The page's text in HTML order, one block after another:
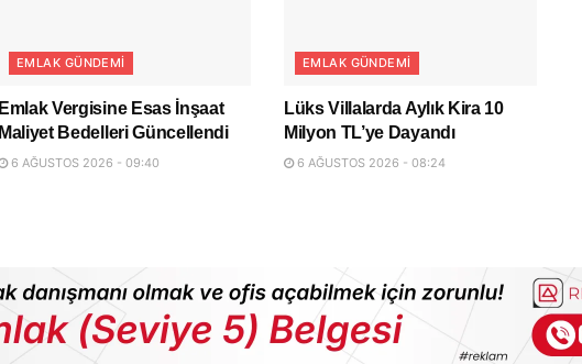
EMLAK GÜNDEMI
Emlak Vergisine Esas İnşaat
Maliyet Bedelleri Güncellendi
6 AĞUSTOS 2026 - 09:40
EMLAK GÜNDEMI
Lüks Villalarda Aylık Kira 10
Milyon TL’ye Dayandı
6 AĞUSTOS 2026 - 08:24